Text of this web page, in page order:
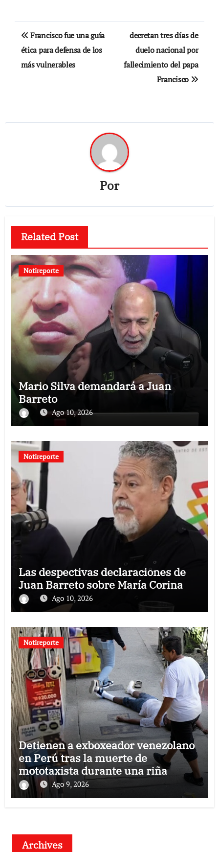
Navegación
de
entradas
Francisco fue una guía
ética para defensa de los
más vulnerables
decretan tres días de
duelo nacional por
fallecimiento del papa
Francisco
Por
Related Post
Notireporte
Mario Silva demandará a Juan
Barreto
Ago 10, 2026
Notireporte
Las despectivas declaraciones de
Juan Barreto sobre María Corina
Ago 10, 2026
Notireporte
Detienen a exboxeador venezolano
en Perú tras la muerte de
mototaxista durante una riña
Ago 9, 2026
Archives